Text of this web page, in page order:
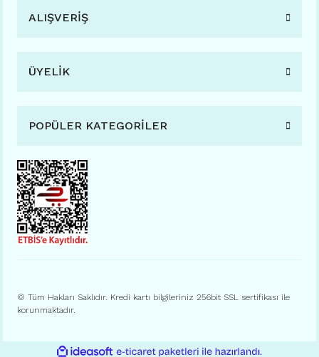
ALIŞVERİŞ
ÜYELİK
POPÜLER KATEGORİLER
© Tüm Hakları Saklıdır. Kredi kartı bilgileriniz 256bit SSL sertifikası ile
korunmaktadır.
ideasoft e-